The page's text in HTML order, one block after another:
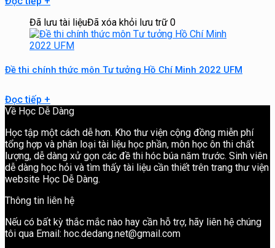
Đã lưu tài liệuĐã xóa khỏi lưu trữ 0
Đề thi chính thức môn Tư tưởng Hồ Chí Minh 2022 UFM
Đọc tiếp +
Về Học Dễ Dàng
Học tập một cách dễ hơn. Kho thư viện cộng đồng miễn phí
tổng hợp và phân loại tài liệu học phần, môn học ôn thi chất
lượng, dễ dàng xử gọn các đề thi hóc búa năm trước. Sinh viên
dễ dàng học hỏi và tìm thấy tài liệu cần thiết trên trang thư viện
website Học Dễ Dàng.
Thông tin liên hệ
Nếu có bất kỳ thắc mắc nào hay cần hỗ trợ, hãy liên hệ chúng
tôi qua Email: hoc.dedang.net@gmail.com